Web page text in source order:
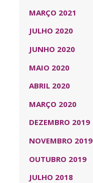
MARÇO 2021
JULHO 2020
JUNHO 2020
MAIO 2020
ABRIL 2020
MARÇO 2020
DEZEMBRO 2019
NOVEMBRO 2019
OUTUBRO 2019
JULHO 2018